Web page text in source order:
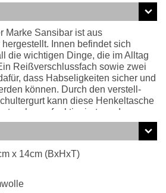
Marke Sansibar ist aus
Innen befindet sich
die wichtigen Dinge, die im Alltag
Reißverschlussfach sowie zwei
dass Habseligkeiten sicher und
können. Durch den verstell-
kann diese Henkeltasche
umfunktioniert werden.
x 14cm (BxHxT)